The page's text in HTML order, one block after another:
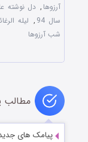
آرزوها , دل نوشته
سال 94
, لیله الرغائب
شب آرزوها
مطالب
پیامک های جدید و